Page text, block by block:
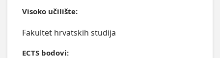
Visoko učilište:
Fakultet hrvatskih studija
ECTS bodovi: